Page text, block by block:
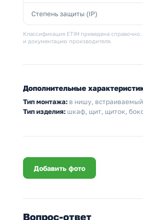
Степень защиты (IP)
Классификация ETIM приведена справочно.
и документацию производителя.
Дополнительные
Тип монтажа: в нишу,
Тип изделия: шкаф, щит, щиток,
Добавить фото
Вопрос-ответ